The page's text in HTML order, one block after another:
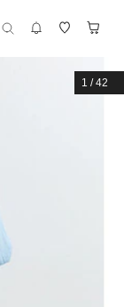
1 /42